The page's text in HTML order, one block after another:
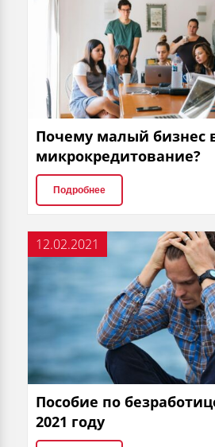
Почему малый бизнес
микрокредитование?
Подробнее
12.02.2021
Пособие по
2021 году